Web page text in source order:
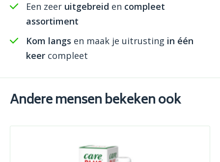
Een zeer uitgebreid en compleet
assortiment
Kom langs en maak je uitrusting in één
keer compleet
Andere mensen bekeken ook